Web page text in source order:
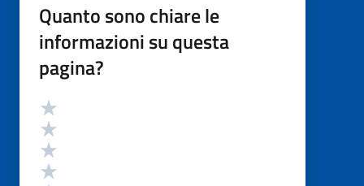
Quanto sono chiare le
informazioni su questa
pagina?
Valutazione